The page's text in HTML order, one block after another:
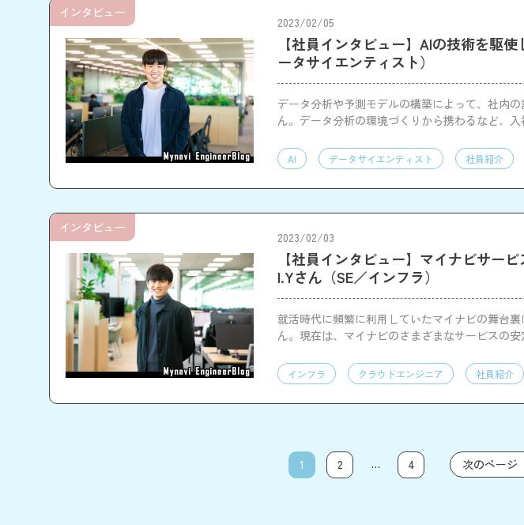
2023/02/05
【社員インタビュー】AIの技術を駆
ータサイエンティスト）
データ分析や予測モデルの構築によって、社内
ん。データ分析の環境づくりから携わるなど、
AI データサイエンティスト 社員紹介
インタビュー
2023/02/03
【社員インタビュー】マイナビサー
I.Yさん（SE／インフラ）
就活時代に頻繁に利用していたマイナビの舞台
ん。現在は、マイナビのさまざまなサービスの
インフラ クラウドエンジニア 社員紹介
インタビュー
1 2 … 4 次のページ